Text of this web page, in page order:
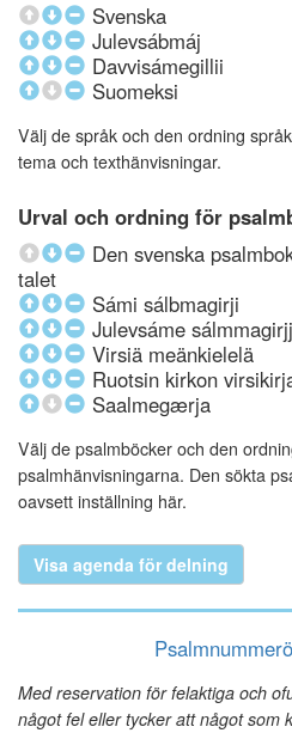
Svenska
Julevsábmáj
Davvisámegillii
Suomeksi
Välj de språk och den ordning
tema och texthänvisningar.
Urval och ordning för
Den svenska
talet
Sámi sálbmagirji
Julevsáme
Virsiä meänkielelä
Ruotsin kirkon
Saalmegærja
Välj de psalmböcker och den
psalmhänvisningarna. Den sökta
oavsett inställning här.
Visa agenda för delning
Med reservation för felaktiga och
något fel eller tycker att något som